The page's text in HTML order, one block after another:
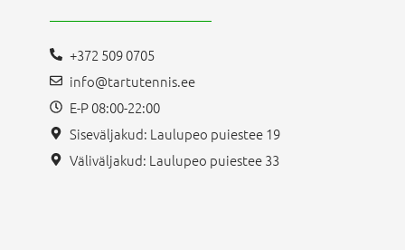
+372 509 0705
info@tartutennis.ee
E-P 08:00-22:00
Siseväljakud: Laulupeo puiestee 19
Väliväljakud: Laulupeo puiestee 33